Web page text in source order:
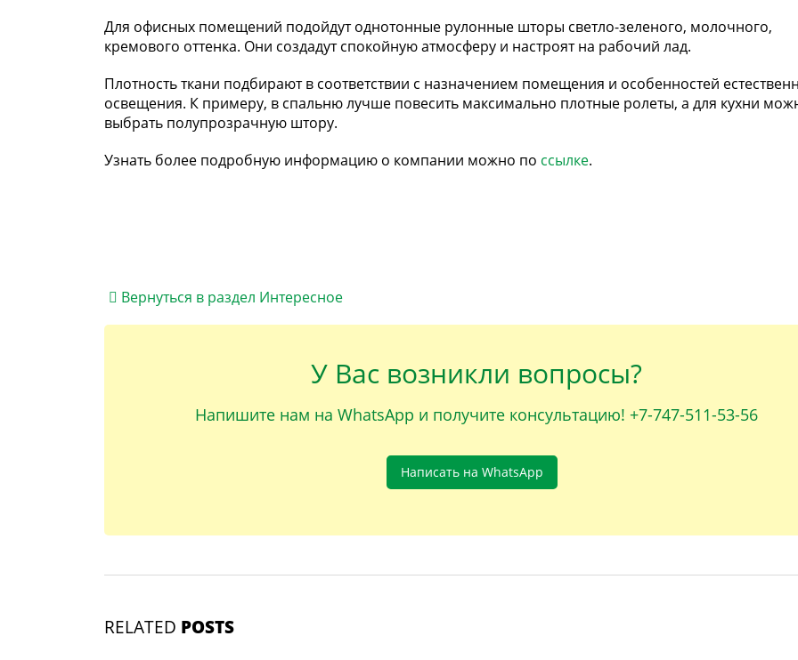
Для офисных помещений подойдут однотонные рулонные шторы светло-зеленого, молочного,
кремового оттенка. Они создадут спокойную атмосферу и настроят на рабочий лад.
Плотность ткани подбирают в соответствии с назначением помещения и особенностей
освещения. К примеру, в спальню лучше повесить максимально плотные ролеты, а для кухни
выбрать полупрозрачную штору.
Узнать более подробную информацию о компании можно по ссылке.
Вернуться в раздел Интересное
У Вас возникли вопросы?
Напишите нам на WhatsApp и получите консультацию! +7-747-511-53-56
Написать на WhatsApp
RELATED POSTS